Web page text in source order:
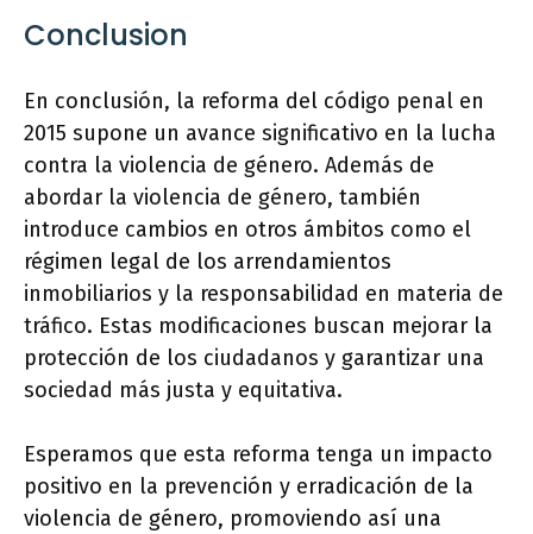
Conclusion
En conclusión, la reforma del código penal en
2015 supone un avance significativo en la lucha
contra la violencia de género. Además de
abordar la violencia de género, también
introduce cambios en otros ámbitos como el
régimen legal de los arrendamientos
inmobiliarios y la responsabilidad en materia de
tráfico. Estas modificaciones buscan mejorar la
protección de los ciudadanos y garantizar una
sociedad más justa y equitativa.
Esperamos que esta reforma tenga un impacto
positivo en la prevención y erradicación de la
violencia de género, promoviendo así una